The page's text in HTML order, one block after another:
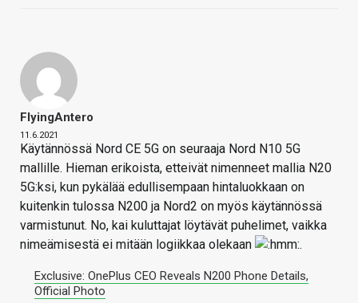
FlyingAntero
11.6.2021
Käytännössä Nord CE 5G on seuraaja Nord N10 5G
mallille. Hieman erikoista, etteivät nimenneet mallia N20
5G:ksi, kun pykälää edullisempaan hintaluokkaan on
kuitenkin tulossa N200 ja Nord2 on myös käytännössä
varmistunut. No, kai kuluttajat löytävät puhelimet, vaikka
nimeämisestä ei mitään logiikkaa olekaan
.
Exclusive: OnePlus CEO Reveals N200 Phone Details,
Official Photo